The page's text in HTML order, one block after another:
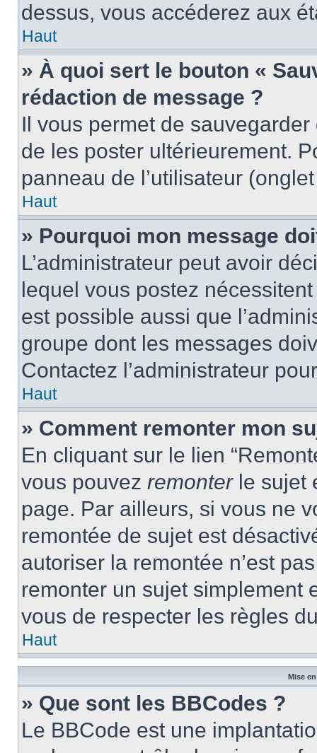
dessus, vous accéderez aux
Haut
» À quoi sert le bouton «
rédaction de message ?
Il vous permet de
de les poster ultérieurement.
panneau de l’utilisateur
Haut
» Pourquoi mon message
L’administrateur peut avoir
lequel vous postez
est possible aussi que
groupe dont les messages
Contactez l’administrateur
Haut
» Comment remonter mon
En cliquant sur le lien
vous pouvez remonterle sujet
page. Par ailleurs, si vous ne
remontée de sujet est
autoriser la remontée n’est
remonter un sujet simplement
vous de respecter les règles
Haut
Mise
» Que sont les BBCodes ?
Le BBCode est une